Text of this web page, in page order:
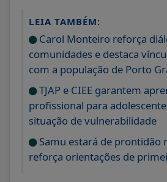
LEIA TAMBÉM:
Carol Monteiro reforça
comunidades e destaca
com a população de Porto
TJAP e CIEE garantem
profissional para
situação de vulnerabilidade
Samu estará de prontidão
reforça orientações de